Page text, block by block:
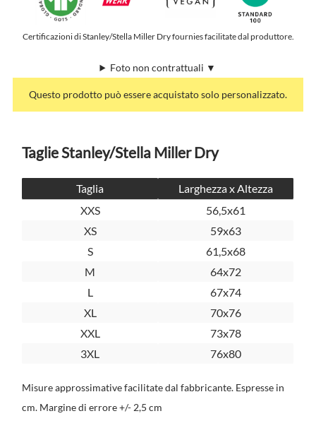
Certificazioni di Stanley/Stella Miller Dry fournies facilitate dal produttore.
Foto non contrattuali ▼
Questo prodotto può essere acquistato solo personalizzato.
Taglie Stanley/Stella Miller Dry
Taglia
Larghezza x Altezza
XXS
56,5x61
XS
59x63
S
61,5x68
M
64x72
L
67x74
XL
70x76
XXL
73x78
3XL
76x80
Misure approssimative facilitate dal fabbricante. Espresse in
cm. Margine di errore +/- 2,5 cm